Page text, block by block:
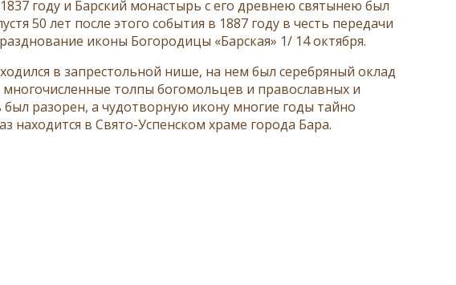
году и Барский монастырь с его древнею святынею был
50 лет после этого события в 1887 году в честь передачи
иконы Богородицы «Барская» 1/ 14 октября.
в запрестольной нише, на нем был серебряный оклад
толпы богомольцев и православных и
разорен, а чудотворную икону многие годы тайно
находится в Свято-Успенском храме города Бара.